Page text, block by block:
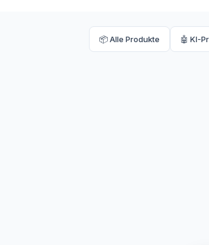
📦 Alle Produkte 🤖 KI-